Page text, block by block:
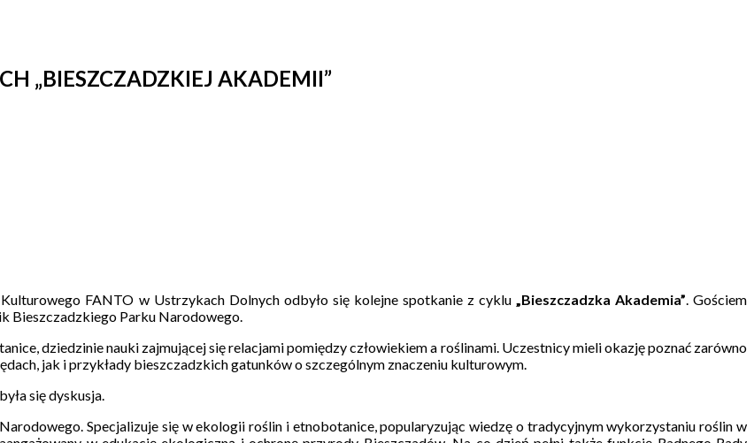
„BIESZCZADZKIEJ AKADEMII”
FANTO w Ustrzykach Dolnych odbyło się kolejne spotkanie z cyklu „Bieszczadzka Akademia” . Gościem
Bieszczadzkiego Parku Narodowego.
dziedzinie nauki zajmującej się relacjami pomiędzy człowiekiem a roślinami. Uczestnicy mieli okazję poznać zarówno
jak i przykłady bieszczadzkich gatunków o szczególnym znaczeniu kulturowym.
się dyskusja.
Specjalizuje się w ekologii roślin i etnobotanice, popularyzując wiedzę o tradycyjnym wykorzystaniu roślin w